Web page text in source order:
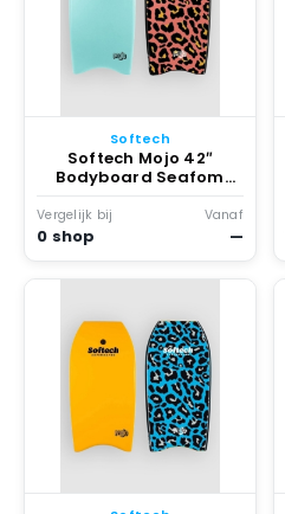
Softech
Softech Mojo 42″
Bodyboard Seafom
Leopard
Vergelijk bij
0 shop
Vanaf
—